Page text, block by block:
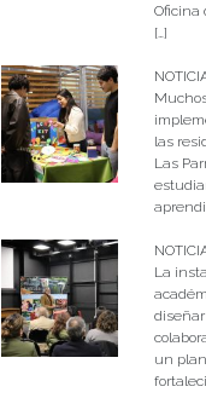
Oficina
[…]
las
Las
La
un